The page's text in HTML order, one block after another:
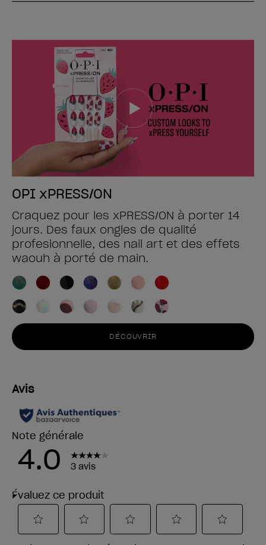
OPI xPRESS/ON
Craquez pour les xPRESS/ON à porter 14
jours. Des faux ongles de qualité
profesionnelle, des nail art et des effets
waouh à porté de main.
DÉCOUVRIR